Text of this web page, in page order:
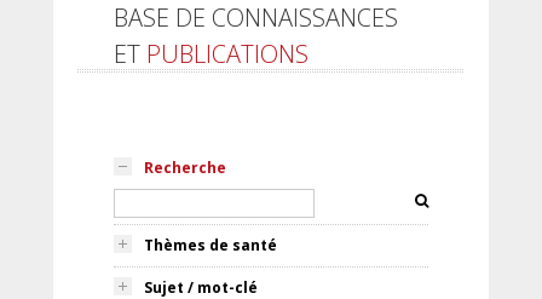
BASE DE CONNAISSANCES
ET PUBLICATIONS
Recherche
Thèmes de santé
Sujet / mot-clé